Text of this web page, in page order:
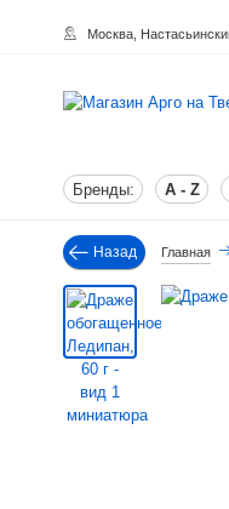
Москва,
Бренды: A - Z
Назад Главная